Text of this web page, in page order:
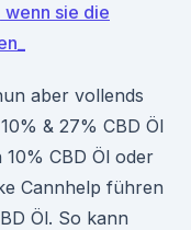
sie die
aber vollends
& 27% CBD Öl
CBD Öl oder
Cannhelp führen
Öl. So kann